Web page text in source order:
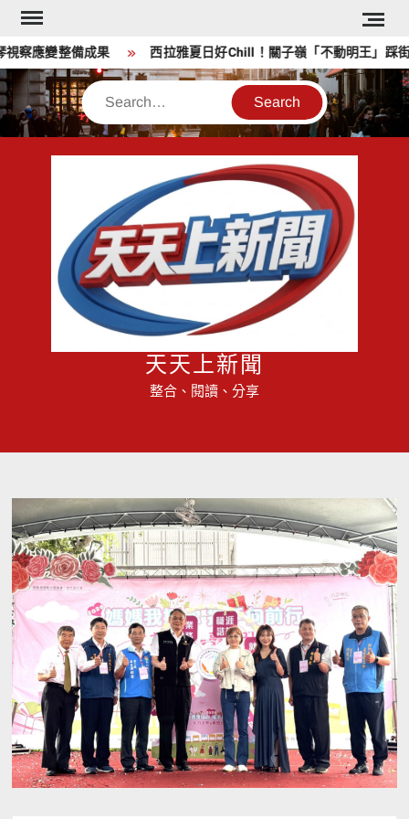
Skip
content
變整備成果 西拉雅夏日好Chill！關子嶺「不動明王」踩街登
Search
天天上新聞
整合、閱讀、分享